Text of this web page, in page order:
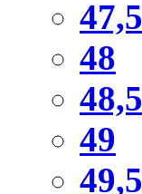
47,5
48
48,5
49
49,5